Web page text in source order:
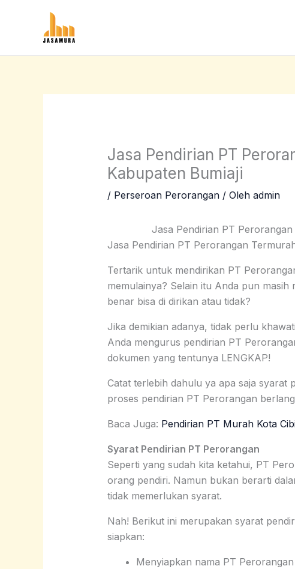
Jasa Pendirian PT
Kabupaten Bumiaji
/ Perseroan Perorangan/ Oleh admin
Jasa Pendirian PT
Jasa Pendirian PT Perorangan
Tertarik untuk mendirikan PT
memulainya? Selain itu Anda pun
benar bisa di dirikan atau tidak?
Jika demikian adanya, tidak perlu
Anda mengurus pendirian PT
dokumen yang tentunya LENGKAP!
Catat terlebih dahulu ya apa saja syarat
proses pendirian PT Perorangan
Baca Juga: Pendirian PT Murah Kota
Syarat Pendirian PT Perorangan
Seperti yang sudah kita ketahui, PT
orang pendiri. Namun bukan berarti
tidak memerlukan syarat.
Nah! Berikut ini merupakan syarat
siapkan:
Menyiapkan nama PT